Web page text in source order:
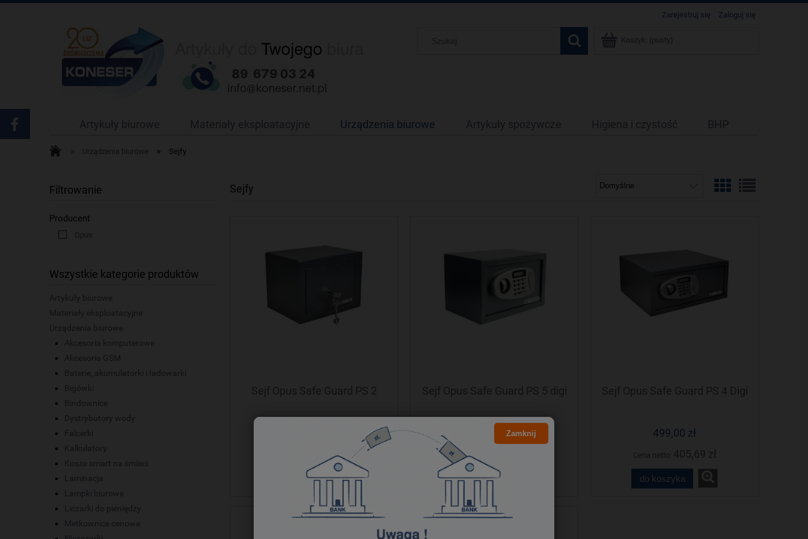
Zarejestruj się Zaloguj się
Koszyk: (pusty)
Artykuły biurowe Materiały eksploatacyjne Urządzenia biurowe Artykuły spożywcze Higiena i czystość BHP
Urządzenia biurowe » Sejfy
Filtrowanie
Producent
Opus
Wszystkie kategorie produktów
Artykuły biurowe
Materiały eksploatacyjne
Urządzenia biurowe
Akcesoria komputerowe
Akcesoria GSM
Baterie, akumulatorki i ładowarki
Bigówki
Bindownice
Dystrybutory wody
Falcerki
Kalkulatory
Kosze smart na śmieci
Laminacja
Lampki biurowe
Liczarki do pieniędzy
Metkownice cenowe
Sejfy
Sejf Opus Safe Guard PS 2
161,71 zł
do koszyka
Sejf Opus Safe Guard PS 5 digi
398,00 zł
Cena netto:
do koszyka
Sejf Opus Safe Guard PS 4 Digi
499,00 zł
do koszyka
Zamknij